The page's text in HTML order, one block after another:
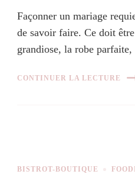
Façonner un mariage
de savoir faire. Ce doit
grandiose, la robe
CONTINUER LA LECTURE
BISTROT-BOUTIQUE